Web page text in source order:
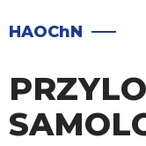
HAOChN